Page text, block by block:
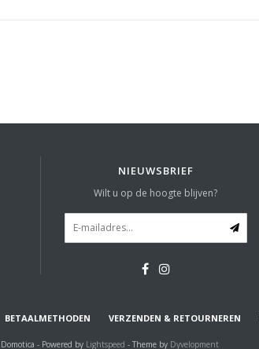
NIEUWSBRIEF
Wilt u op de hoogte blijven?
BETAALMETHODEN VERZENDEN & RETOURNEREN
- Powered by Lightspeed - Theme by Dyvelopment